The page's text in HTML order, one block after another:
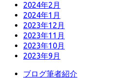
2024年2月
2024年1月
2023年12月
2023年11月
2023年10月
2023年9月
ブログ筆者紹介